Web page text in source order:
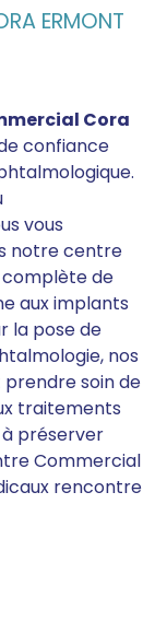
ERMONT
Cora
confiance
vous
notre centre
complète de
aux implants
la pose de
nos
soin de
traitements
à préserver
Commercial
rencontre